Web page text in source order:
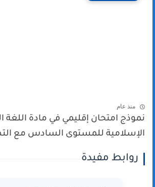
منذ عام
نموذج امتحان إقليمي في مادة اللغة
الإسلامية للمستوى السادس مع
روابط مفيدة